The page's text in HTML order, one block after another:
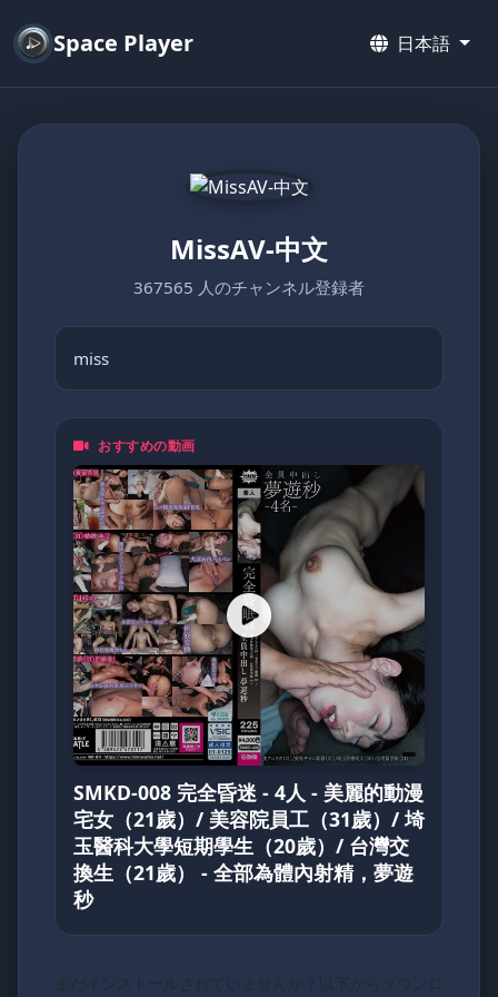
Space Player 日本語
MissAV-中文
367565 人のチャンネル登録者
miss
おすすめの動画
SMKD-008 完全昏迷 - 4人 - 美麗的動漫
宅女（21歲）/ 美容院員工（31歲）/ 埼
玉醫科大學短期學生（20歲）/ 台灣交
換生（21歲） - 全部為體內射精，夢遊
秒
まだインストールされていませんか？以下からダウンロ